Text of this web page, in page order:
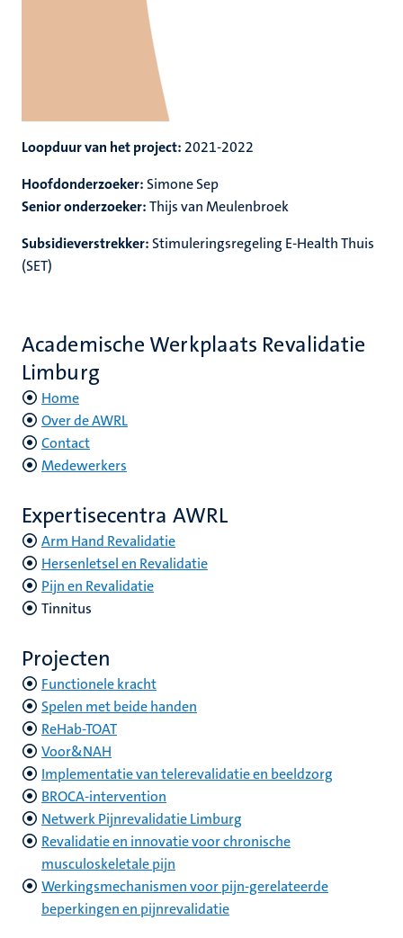
Loopduur van het project: 2021-2022
Hoofdonderzoeker: Simone Sep
Senior onderzoeker:Thijs van Meulenbroek
Subsidieverstrekker: Stimuleringsregeling E-Health Thuis
(SET)
Academische Werkplaats Revalidatie
Limburg
Home
Over de AWRL
Contact
Medewerkers
Expertisecentra AWRL
Arm Hand Revalidatie
Hersenletsel en Revalidatie
Pijn en Revalidatie
Tinnitus
Projecten
Functionele kracht
Spelen met beide handen
ReHab-TOAT
Voor&NAH
Implementatie van telerevalidatie en beeldzorg
BROCA-intervention
Netwerk Pijnrevalidatie Limburg
Revalidatie en innovatie voor chronische
musculoskeletale pijn
Werkingsmechanismen voor pijn-gerelateerde
beperkingen en pijnrevalidatie